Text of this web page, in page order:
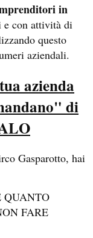
in
con attività di
questo
aziendali.
azienda
di
Gasparotto, hai
QUANTO
FARE